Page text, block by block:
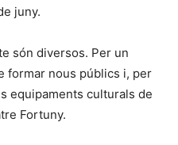
juny.
són diversos. Per un
formar nous públics i, per
equipaments culturals de
Fortuny.